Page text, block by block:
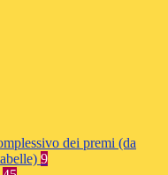
dei premi (da
9